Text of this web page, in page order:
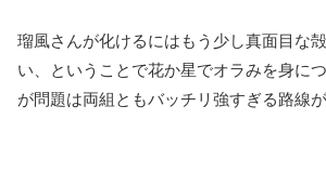
瑠風さんが化けるにはもう少し真面目な
い、ということで花か星でオラみを身に
が問題は両組ともバッチリ強すぎる路線